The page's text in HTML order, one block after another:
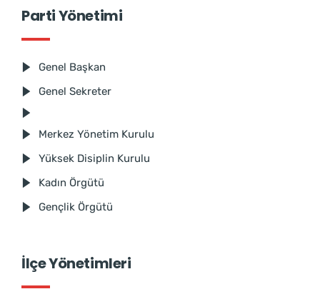
Parti Yönetimi
Genel Başkan
Genel Sekreter
Merkez Yönetim Kurulu
Yüksek Disiplin Kurulu
Kadın Örgütü
Gençlik Örgütü
İlçe Yönetimleri